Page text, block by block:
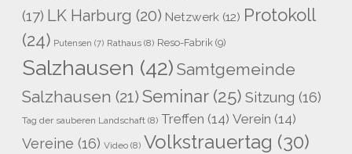
(17) LK Harburg (20) Netzwerk (12) Protokoll
(24) Putensen (7) Rathaus (8) Reso-Fabrik (9)
Salzhausen (42) Samtgemeinde
Salzhausen (21) Seminar(25) Sitzung (16)
Tag der sauberen Landschaft (8) Treffen (14) Verein (14)
Vereine (16) Video (8) Volkstrauertag (30)